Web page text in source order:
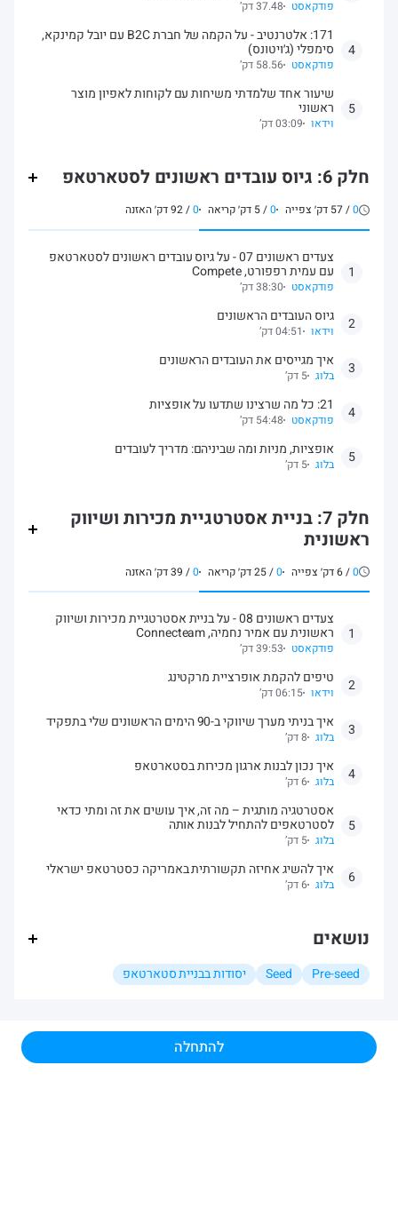
פודקאסט 37.48 דק’
4
171: אלטרנטיב - על הקמה של חברת B2C עם יובל קמינקא,
סימפלי (ג׳ויטונס)
פודקאסט 58.56 דק’
5
שיעור אחד שלמדתי משיחות עם לקוחות לאפיון מוצר
ראשוני
וידאו 03:09 דק’
חלק 6: גיוס עובדים ראשונים לסטארטאפ
0
/
57 דק׳ צפייה 0
/
5 דק׳ קריאה 0
/
92דק׳ האזנה
1
צעדים ראשונים 07 - על גיוס עובדים ראשונים לסטארטאפ
עם עמית רפפורט, Compete
פודקאסט 38:30 דק’
2 גיוס העובדים הראשונים
וידאו 04:51 דק’
3 איך מגייסים את העובדים הראשונים
בלוג 5 דק’
4 21: כל מה שרצינו שתדעו על אופציות
פודקאסט 54:48 דק’
5 אופציות, מניות ומה שביניהם: מדריך לעובדים
בלוג 5 דק’
חלק 7: בניית אסטרטגיית מכירות ושיווק
ראשונית
0
/
6דק׳ צפייה 0
/
25דק׳ קריאה 0
/
39דק׳ האזנה
1
צעדים ראשונים 08 - על בניית אסטרטגיית מכירות ושיווק
ראשונית עם אמיר נחמיה, Connecteam
פודקאסט 39:53 דק’
2 טיפים להקמת אופרציית מרקטינג
וידאו 06:15 דק’
3 איך בניתי מערך שיווקי ב-90 הימים הראשונים שלי בתפקיד
בלוג 8 דק’
4 איך נכון לבנות ארגון מכירות בסטארטאפ
בלוג 6 דק’
5
אסטרטגיה מותגית – מה זה, איך עושים את זה ומתי כדאי
לסטרטאפים להתחיל לבנות אותה
בלוג 5 דק’
6 איך להשיג אחיזה תקשורתית באמריקה כסטרטאפ ישראלי
בלוג 6 דק’
נושאים
Pre-seed
Seed יסודות בבניית סטארטאפ
להתחלה